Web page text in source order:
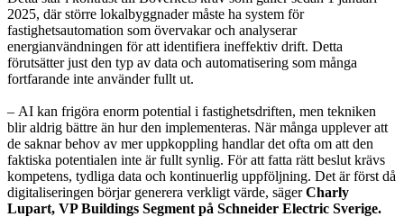
2025, där större lokalbyggnader måste ha system för
fastighetsautomation som övervakar och analyserar
energianvändningen för att identifiera ineffektiv drift. Detta
förutsätter just den typ av data och automatisering som många
fortfarande inte använder fullt ut.
– AI kan frigöra enorm potential i fastighetsdriften, men tekniken
blir aldrig bättre än hur den implementeras. När många upplever att
de saknar behov av mer uppkoppling handlar det ofta om att den
faktiska potentialen inte är fullt synlig. För att fatta rätt beslut krävs
kompetens, tydliga data och kontinuerlig uppföljning. Det är först då
digitaliseringen börjar generera verkligt värde, sägerCharly
Lupart, VP Buildings Segment på Schneider Electric Sverige.